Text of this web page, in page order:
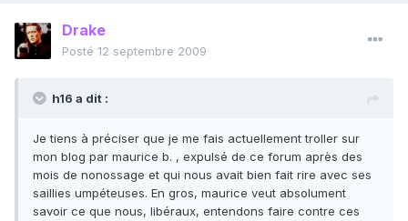
Drake
Posté 12 septembre 2009
h16 a dit :
Je tiens à préciser que je me fais actuellement troller sur
mon blog par maurice b. , expulsé de ce forum après des
mois de nonossage et qui nous avait bien fait rire avec ses
saillies umpéteuses. En gros, maurice veut absolument
savoir ce que nous, libéraux, entendons faire contre ces